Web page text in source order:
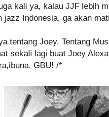
kali ya, kalau JJF lebih
jazz Indonesia, ga akan
tentang Joey. Tentang
sekali lagi buat Joey
GBU! /*